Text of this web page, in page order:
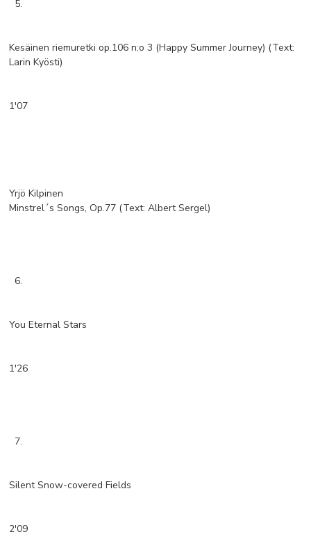
5.
Kesäinen riemuretki op.106 n:o 3 (Happy Summer Journey) (Text:
Larin Kyösti)
1'07
Yrjö Kilpinen
Minstrel´s Songs, Op.77 (Text: Albert Sergel)
6.
You Eternal Stars
1'26
7.
Silent Snow-covered Fields
2'09